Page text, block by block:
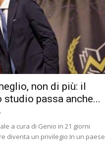
non di più: il
passa anche...
a cura di Genio in 21 giorni
diventa un privilegio In un paese